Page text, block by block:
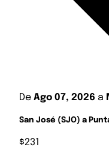
De Ago 07, 2026 a
San José (SJO) a
$231